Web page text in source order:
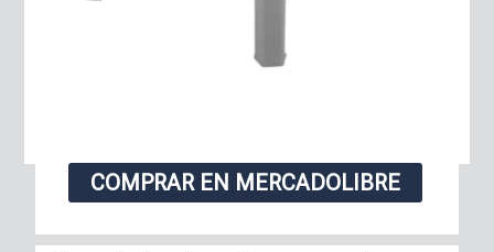
COMPRAR EN MERCADOLIBRE